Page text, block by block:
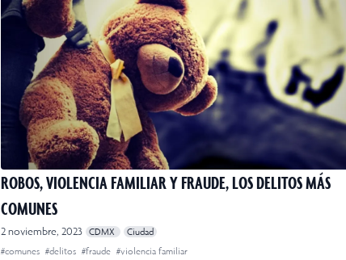
ROBOS, VIOLENCIA FAMILIAR Y FRAUDE, LOS DELITOS MÁS
COMUNES
2 noviembre, 2023 CDMX
Ciudad
#comunes #delitos #fraude #violencia familiar